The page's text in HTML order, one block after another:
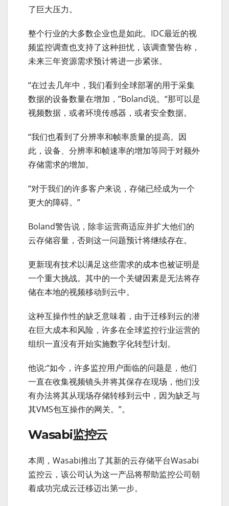
了巨大压力。
整个行业的大多数企业也是如此。IDC最近的视
频监控调查也支持了这种担忧，该调查警告称，
未来三年资源需求预计将进一步紧张。
“在过去几年中，我们看到全球部署的用于采集
数据的设备数量在增加，”Boland说。“那可以是
视频数据，或者环境传感器，或者安全数据。
“我们也看到了分辨率和帧率质量的提高。因
此，设备、分辨率和帧速率的增加等同于对额外
存储需求的增加。
“对于我们的许多客户来说，存储已经成为一个
更大的障碍。”
Boland警告说，除非运营商适应并扩大他们的
云存储容量，否则这一问题预计将继续存在。
更新现有技术以满足这些需求的成本也被证明是
一个重大挑战。其中的一个关键因素是无法将存
储在本地的视频移动到云中。
这种互操作性的缺乏意味着，由于迁移到云的潜
在巨大成本和风险，许多在全球监控行业运营的
组织一直没有开始实施数字化转型计划。
他说:“如今，许多监控用户面临的问题是，他们
一直在收集视频镜头并将其保存在现场，他们没
有办法将其从现场存储转移到云中，因为缺乏与
其VMS包互操作的网关。”。
Wasabi监控云
本周，Wasabi推出了其新的云存储平台Wasabi
监控云，该公司认为这一产品将帮助监控公司朝
着成功完成云迁移迈出第一步。